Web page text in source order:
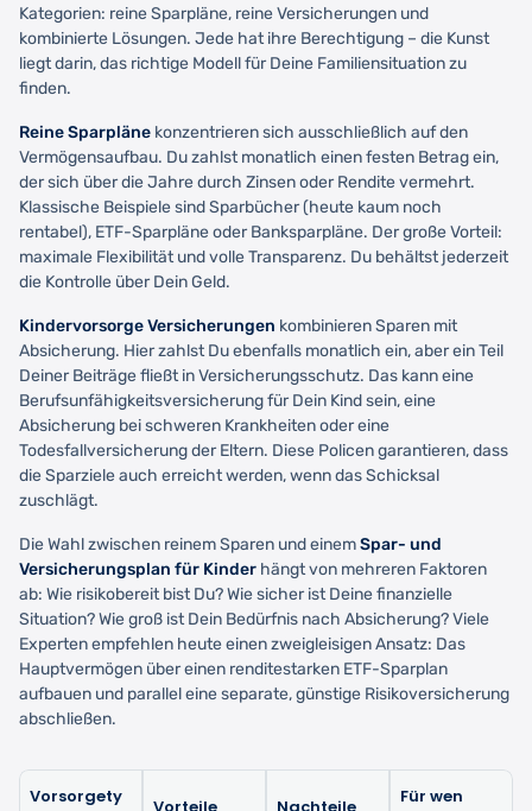
Kategorien: reine Sparpläne, reine Versicherungen und
kombinierte Lösungen. Jede hat ihre Berechtigung – die Kunst
liegt darin, das richtige Modell für Deine Familiensituation zu
finden.
Reine Sparpläne konzentrieren sich ausschließlich auf den
Vermögensaufbau. Du zahlst monatlich einen festen Betrag ein,
der sich über die Jahre durch Zinsen oder Rendite vermehrt.
Klassische Beispiele sind Sparbücher (heute kaum noch
rentabel), ETF-Sparpläne oder Banksparpläne. Der große Vorteil:
maximale Flexibilität und volle Transparenz. Du behältst jederzeit
die Kontrolle über Dein Geld.
Kindervorsorge Versicherungen kombinieren Sparen mit
Absicherung. Hier zahlst Du ebenfalls monatlich ein, aber ein Teil
Deiner Beiträge fließt in Versicherungsschutz. Das kann eine
Berufsunfähigkeitsversicherung für Dein Kind sein, eine
Absicherung bei schweren Krankheiten oder eine
Todesfallversicherung der Eltern. Diese Policen garantieren, dass
die Sparziele auch erreicht werden, wenn das Schicksal
zuschlägt.
Die Wahl zwischen reinem Sparen und einemSpar- und
Versicherungsplan für Kinder hängt von mehreren Faktoren
ab: Wie risikobereit bist Du? Wie sicher ist Deine finanzielle
Situation? Wie groß ist Dein Bedürfnis nach Absicherung? Viele
Experten empfehlen heute einen zweigleisigen Ansatz: Das
Hauptvermögen über einen renditestarken ETF-Sparplan
aufbauen und parallel eine separate, günstige Risikoversicherung
abschließen.
Vorsorgety
Für wen